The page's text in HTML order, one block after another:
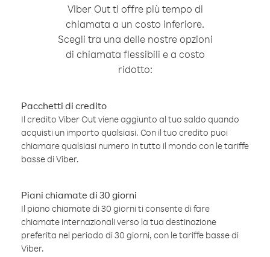
Viber Out ti offre più tempo di
chiamata a un costo inferiore.
Scegli tra una delle nostre opzioni
di chiamata flessibili e a costo
ridotto:
Pacchetti di credito
Il credito Viber Out viene aggiunto al tuo saldo quando
acquisti un importo qualsiasi. Con il tuo credito puoi
chiamare qualsiasi numero in tutto il mondo con le tariffe
basse di Viber.
Piani chiamate di 30 giorni
Il piano chiamate di 30 giorni ti consente di fare
chiamate internazionali verso la tua destinazione
preferita nel periodo di 30 giorni, con le tariffe basse di
Viber.